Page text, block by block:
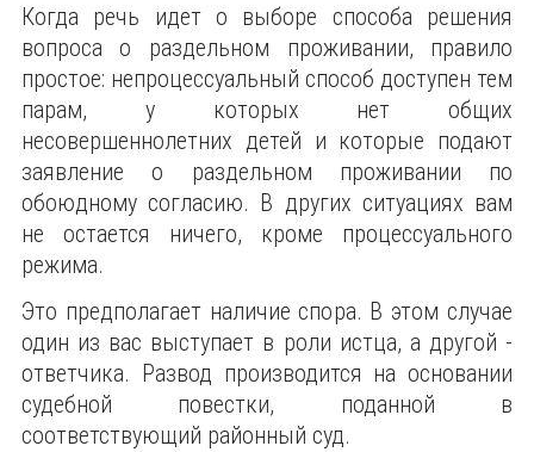
Когда речь идет о выборе способа решения
вопроса о раздельном проживании, правило
простое: непроцессуальный способ доступен тем
парам, у которых нет общих
несовершеннолетних детей и которые подают
заявление о раздельном проживании по
обоюдному согласию. В других ситуациях вам
не остается ничего, кроме процессуального
режима.
Это предполагает наличие спора. В этом случае
один из вас выступает в роли истца, а другой -
ответчика. Развод производится на основании
судебной повестки, поданной в
соответствующий районный суд.